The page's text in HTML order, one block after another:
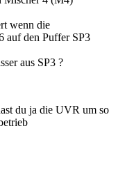
wenn die
auf den Puffer SP3
aus SP3 ?
du ja die UVR um so